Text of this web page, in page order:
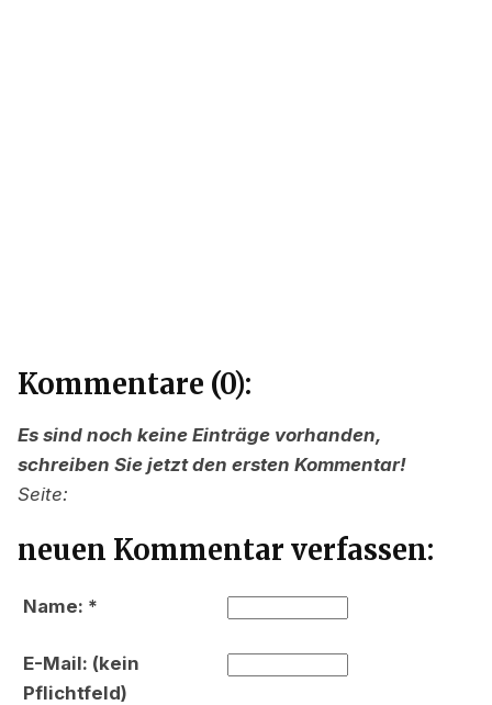
Kommentare (0):
Es sind noch keine Einträge vorhanden,
schreiben Sie jetzt den ersten Kommentar!
Seite:
neuen Kommentar verfassen:
Name: *
E-Mail: (kein
Pflichtfeld)